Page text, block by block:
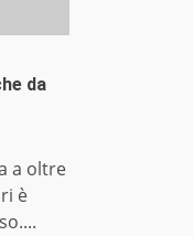
da
a oltre
è